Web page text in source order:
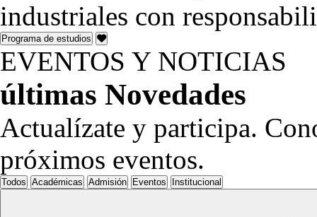
industriales con
Programa de estudios
EVENTOS Y NOTICIAS
últimas Novedades
Actualízate y participa.
próximos eventos.
Todos Académicas Admisión Eventos Institucional